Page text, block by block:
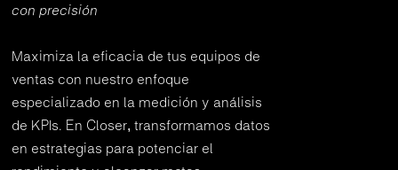
con precisión
Maximiza la eficacia de tus equipos de
ventas con nuestro enfoque
especializado en la medición y análisis
de KPIs. En Closer, transformamos datos
en estrategias para potenciar el